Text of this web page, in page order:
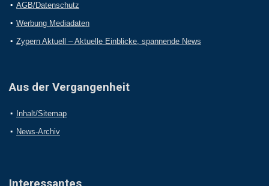
AGB/Datenschutz
Werbung Mediadaten
Zypern Aktuell – Aktuelle Einblicke, spannende News
Aus der Vergangenheit
Inhalt/Sitemap
News-Archiv